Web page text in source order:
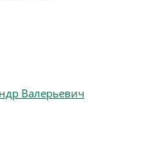
Валерьевич